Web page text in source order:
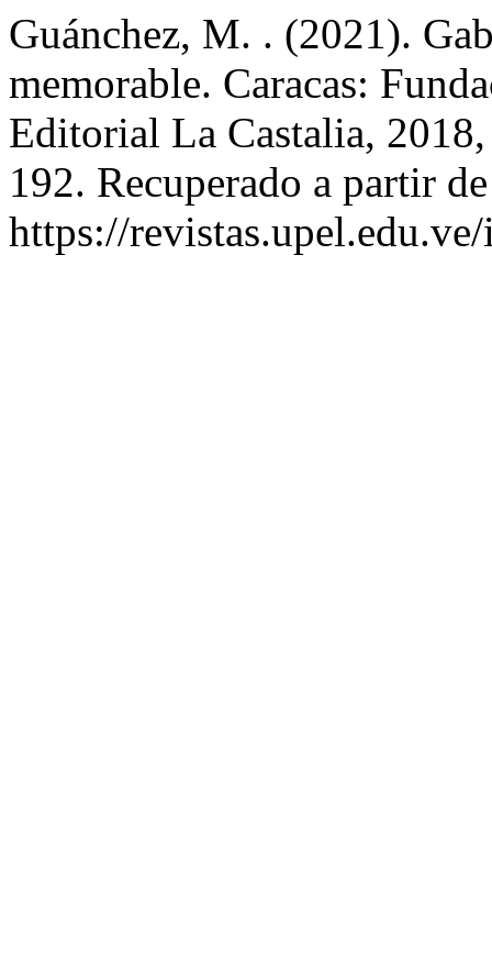
Guánchez, M. . (2021).
memorable. Caracas:
Editorial La Castalia,
192. Recuperado a partir de
https://